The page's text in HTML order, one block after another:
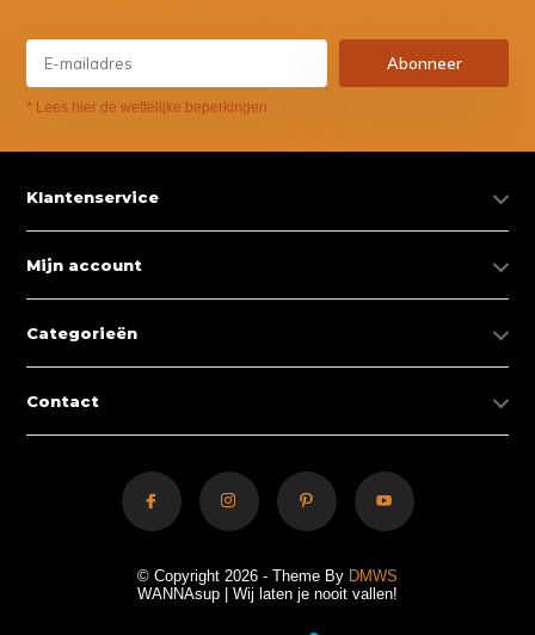
Abonneer
* Lees hier de wettelijke beperkingen
Klantenservice
Mijn account
Categorieën
Contact
© Copyright 2026 - Theme By DMWS
WANNAsup | Wij laten je nooit vallen!